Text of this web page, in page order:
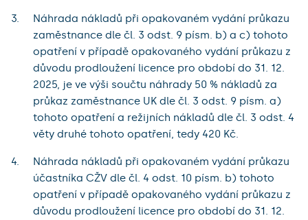
Náhrada nákladů při opakovaném vydání průkazu
zaměstnance dle čl. 3 odst. 9 písm. b) a c) tohoto
opatření v případě opakovaného vydání průkazu z
důvodu prodloužení licence pro období do 31. 12.
2025, je ve výši součtu náhrady 50 % nákladů za
průkaz zaměstnance UK dle čl. 3 odst. 9 písm. a)
tohoto opatření a režijních nákladů dle čl. 3 odst. 4
věty druhé tohoto opatření, tedy 420 Kč.
Náhrada nákladů při opakovaném vydání průkazu
účastníka CŽV dle čl. 4 odst. 10 písm. b) tohoto
opatření v případě opakovaného vydání průkazu z
důvodu prodloužení licence pro období do 31. 12.